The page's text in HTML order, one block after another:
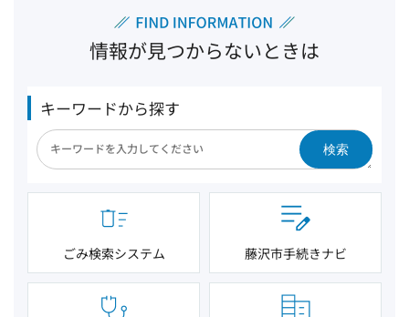
情報が見つからないときは
キーワードから探す
検索
ごみ検索システム 藤沢市手続きナビ